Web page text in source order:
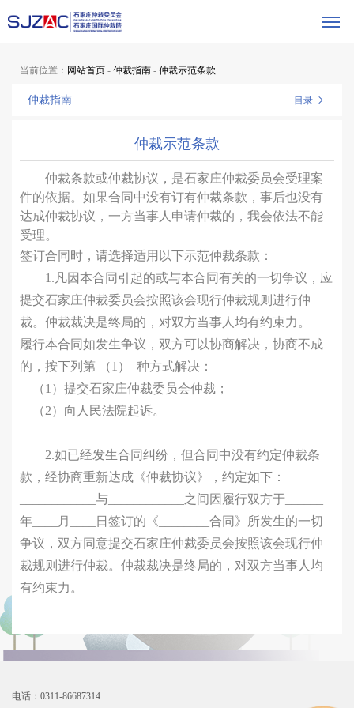
当前位置： 网站首页 - 仲裁指南 - 仲裁示范条款
仲裁指南 目录
仲裁示范条款
仲裁条款或仲裁协议，是石家庄仲裁委员会受理案
件的依据。如果合同中没有订有仲裁条款，事后也没有
达成仲裁协议，一方当事人申请仲裁的，我会依法不能
受理。
签订合同时，请选择适用以下示范仲裁条款：
1.凡因本合同引起的或与本合同有关的一切争议，应
提交石家庄仲裁委员会按照该会现行仲裁规则进行仲
裁。仲裁裁决是终局的，对双方当事人均有约束力。
履行本合同如发生争议，双方可以协商解决，协商不成
的，按下列第 （1） 种方式解决：
（1）提交石家庄仲裁委员会仲裁；
（2）向人民法院起诉。
2.如已经发生合同纠纷，但合同中没有约定仲裁条
款，经协商重新达成《仲裁协议》，约定如下：
____________与____________之间因履行双方于______
年____月____日签订的《________合同》所发生的一切
争议，双方同意提交石家庄仲裁委员会按照该会现行仲
裁规则进行仲裁。仲裁裁决是终局的，对双方当事人均
有约束力。
电话：0311-86687314